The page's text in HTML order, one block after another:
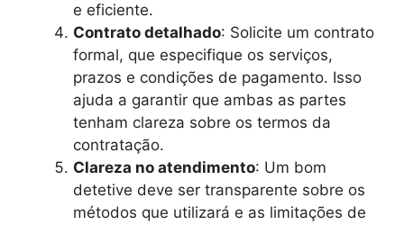
e eficiente.
Contrato detalhado: Solicite um contrato
formal, que especifique os serviços,
prazos e condições de pagamento. Isso
ajuda a garantir que ambas as partes
tenham clareza sobre os termos da
contratação.
Clareza no atendimento: Um bom
detetive deve ser transparente sobre os
métodos que utilizará e as limitações de